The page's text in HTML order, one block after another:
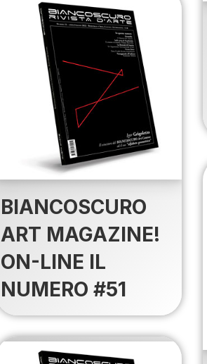
BIANCOSCURO
ART MAGAZINE!
ON-LINE IL
NUMERO #51